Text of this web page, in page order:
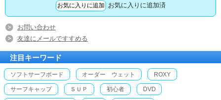
お気に入りに追加済
お問い合わせ
友達にメールですすめる
注目キーワード
ソフトサーフボード オーダー ウェット ROXY
サーフキャップ ＳＵＰ 初心者 DVD